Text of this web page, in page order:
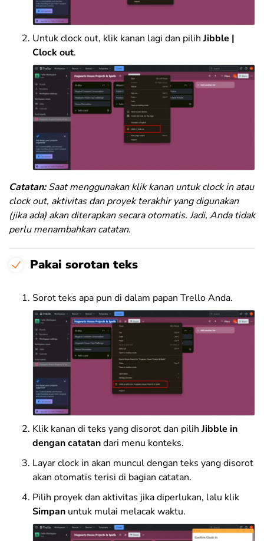
Untuk clock out, klik kanan lagi dan pilih Jibble |
Clock out.
Catatan:Saat menggunakan klik kanan untuk clock in atau
clock out, aktivitas dan proyek terakhir yang digunakan
(jika ada) akan diterapkan secara otomatis. Jadi, Anda tidak
perlu menambahkan catatan.
Pakai sorotan teks
Sorot teks apa pun di dalam papan Trello Anda.
Klik kanan di teks yang disorot dan pilih Jibble in
dengan catatandari menu konteks.
Layar clock in akan muncul dengan teks yang disorot
akan otomatis terisi di bagian catatan.
Pilih proyek dan aktivitas jika diperlukan, lalu klik
Simpan untuk mulai melacak waktu.